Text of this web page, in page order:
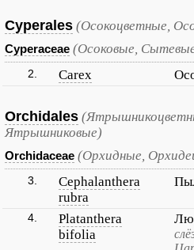
Cyperales (Осокоцветные,
Cyperaceae (Осоковые,
2. Carex
Orchidales
Ятрышниковые)
Orchidaceae (Орхидные,
3.
Cephalanthera
rubra
4.
Platanthera
bifolia